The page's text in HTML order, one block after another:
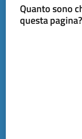
Quanto sono
questa pagina?